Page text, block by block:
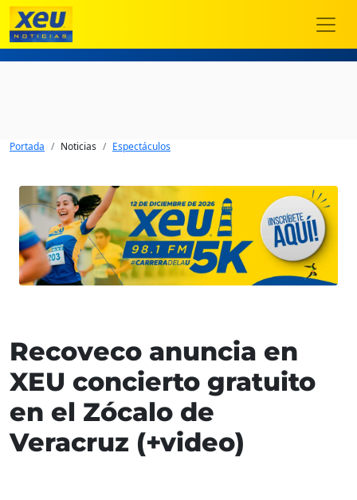
Portada Noticias Espectáculos
Recoveco anuncia en
XEU concierto gratuito
en el Zócalo de
Veracruz (+video)